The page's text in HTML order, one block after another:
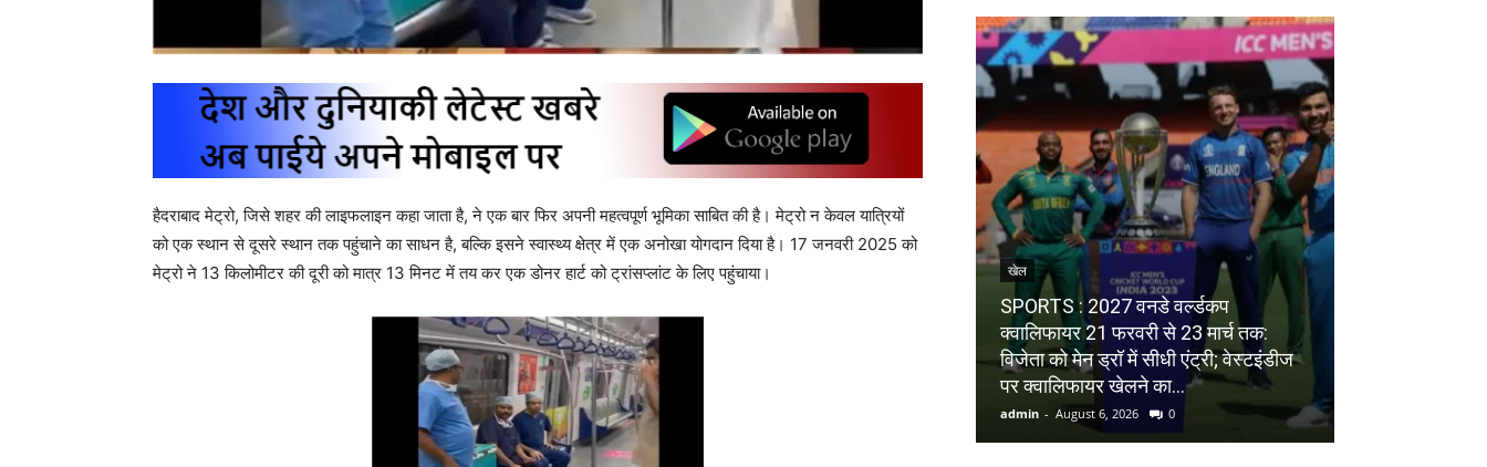
हैदराबाद मेट्रो, जिसे शहर की लाइफलाइन कहा जाता है, ने एक बार फिर अपनी महत्वपूर्ण भूमिका साबित की है। मेट्रो न केवल यात्रियों
को एक स्थान से दूसरे स्थान तक पहुंचाने का साधन है, बल्कि इसने स्वास्थ्य क्षेत्र में एक अनोखा योगदान दिया है। 17 जनवरी 2025 को
मेट्रो ने 13 किलोमीटर की दूरी को मात्र 13 मिनट में तय कर एक डोनर हार्ट को ट्रांसप्लांट के लिए पहुंचाया।
खेल
SPORTS : 2027 वनडे वर्ल्डकप
क्वालिफायर 21 फरवरी से 23 मार्च तक:
विजेता को मेन ड्रॉ में सीधी एंट्री; वेस्टइंडीज
पर क्वालिफायर खेलने का...
admin - August 6, 2026 0